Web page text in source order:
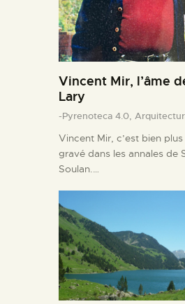
Vincent Mir, l’âme
Lary
-Pyrenoteca 4.0,
Vincent Mir, c’est bien plus
gravé dans les annales de
Soulan.…